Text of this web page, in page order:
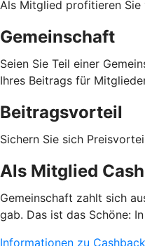
Als Mitglied profitieren Sie
Gemeinschaft
Seien Sie Teil einer
Ihres Beitrags für
Beitragsvorteil
Sichern Sie sich
Als Mitglied
Gemeinschaft zahlt sich
gab. Das ist das Schöne:
Informationen zu Cashback